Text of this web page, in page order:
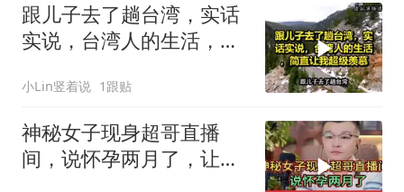
跟儿子去了趟台湾，实话
实说，台湾人的生活，简
小Lin竖着说 1跟贴
神秘女子现身超哥直播
间，说怀孕两月了，让超